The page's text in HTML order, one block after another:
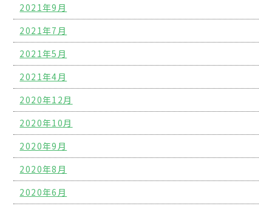
2021年9月
2021年7月
2021年5月
2021年4月
2020年12月
2020年10月
2020年9月
2020年8月
2020年6月